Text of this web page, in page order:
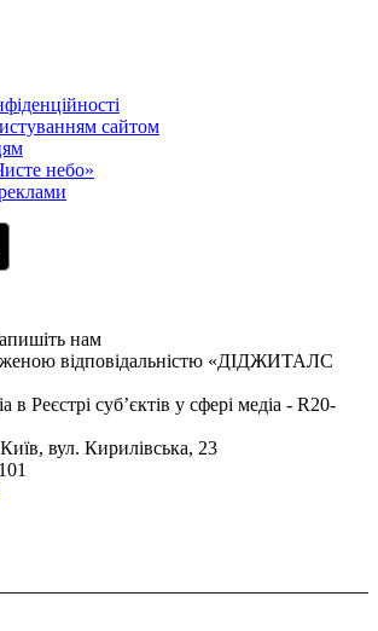
сайтом
небо»
нам
відповідальністю «ДІДЖИТАЛС
в Реєстрі суб’єктів у сфері медіа - R20-
вул. Кирилівська, 23